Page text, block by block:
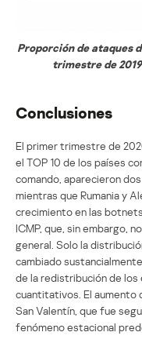
Proporción de ataques
trimestre de
Conclusiones
El primer trimestre de
el TOP 10 de los países
comando, aparecieron
mientras que Rumania y
crecimiento en las
ICMP, que, sin embargo,
general. Solo la
cambiado
de la redistribución de los
cuantitativos. El aumento
San Valentín, que fue
fenómeno estacional